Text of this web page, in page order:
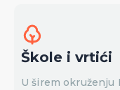
Škole i vrtići
U širem okruženju